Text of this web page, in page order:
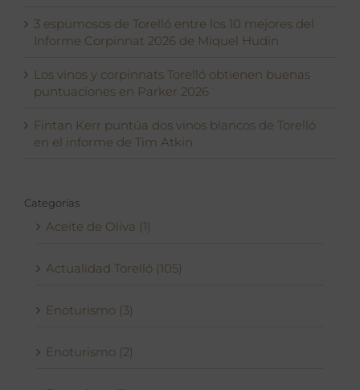
3 espumosos de Torelló entre los 10 mejores del
Informe Corpinnat 2026 de Miquel Hudin
Los vinos y corpinnats Torelló obtienen buenas
puntuaciones en Parker 2026
Fintan Kerr puntúa dos vinos blancos de Torelló
en el informe de Tim Atkin
Categorías
Aceite de Oliva (1)
Actualidad Torelló (105)
Enoturismo (3)
Enoturismo (2)